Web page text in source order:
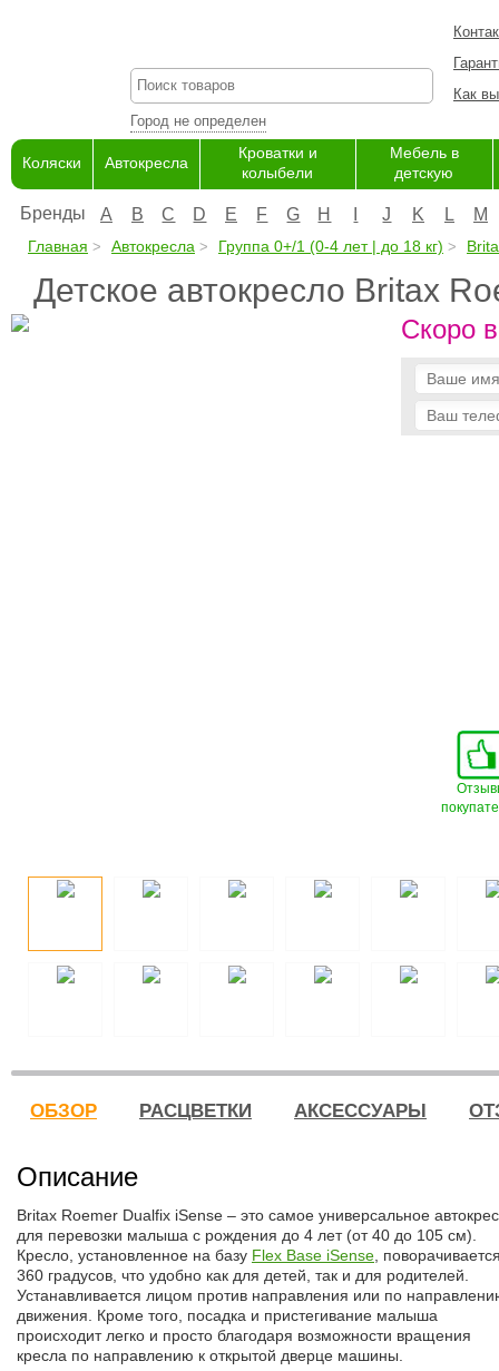
Город не определен
Как
Коляски Автокресла
Кроватки и
колыбели
Мебель в
детскую
Бренды A B C D E F G H J K L M
Главная Автокресла Группа 0+/1 (0-4 лет | до 18 кг)
Детское автокресло Britax
Скоро
ОБЗОР РАСЦВЕТКИ АКСЕССУАРЫ
Описание
Britax Roemer Dualfix iSense – это самое универсальное
для перевозки малыша с рождения до 4 лет (от 40 до 105 см).
Кресло, установленное на базу Flex Base iSense ,
360 градусов, что удобно как для детей, так и для родителей.
Устанавливается лицом против направления или по
движения. Кроме того, посадка и пристегивание малыша
происходит легко и просто благодаря возможности вращения
кресла по направлению к открытой дверце машины.